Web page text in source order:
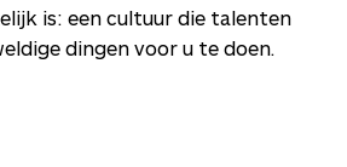
is: een cultuur die talenten
dingen voor u te doen.